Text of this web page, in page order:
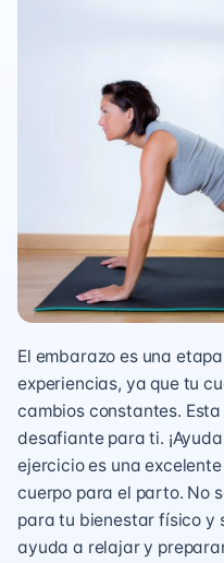
El embarazo es una
experiencias, ya que tu
cambios constantes.
desafiante para ti.
ejercicio es una
cuerpo para el parto. No
para tu bienestar físico y
ayuda a relajar y